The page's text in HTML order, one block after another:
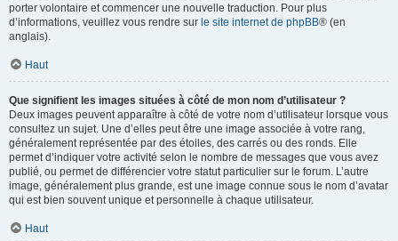
porter volontaire et commencer une nouvelle traduction. Pour plus
d’informations, veuillez vous rendre sur le site internet de phpBB® (en
anglais).
Haut
Que signifient les images situées à côté de mon nom d’utilisateur ?
Deux images peuvent apparaître à côté de votre nom d’utilisateur lorsque vous
consultez un sujet. Une d’elles peut être une image associée à votre rang,
généralement représentée par des étoiles, des carrés ou des ronds. Elle
permet d’indiquer votre activité selon le nombre de messages que vous avez
publié, ou permet de différencier votre statut particulier sur le forum. L’autre
image, généralement plus grande, est une image connue sous le nom d’avatar
qui est bien souvent unique et personnelle à chaque utilisateur.
Haut